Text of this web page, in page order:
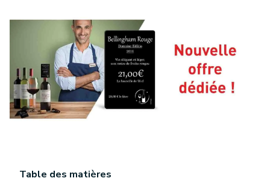
Table des matières